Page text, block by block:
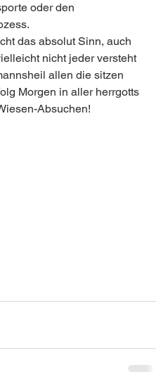
oder den
das absolut Sinn, auch
nicht jeder versteht
allen die sitzen
Morgen in aller herrgotts
Absuchen!